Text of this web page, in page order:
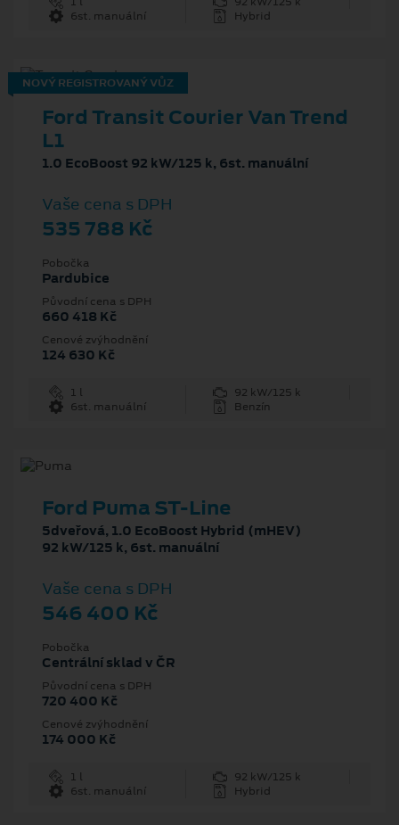
6st. manuální
Hybrid
NOVÝ REGISTROVANÝ VŮZ
Ford Transit Courier Van Trend
L1
1.0 EcoBoost 92 kW/125 k, 6st. manuální
Vaše cena s DPH
535 788 Kč
Pobočka
Pardubice
Původní cena s DPH
660 418 Kč
Cenové zvýhodnění
124 630 Kč
1 l
92 kW/125 k
6st. manuální
Benzín
Ford Puma ST-Line
5dveřová, 1.0 EcoBoost Hybrid (mHEV)
92 kW/125 k, 6st. manuální
Vaše cena s DPH
546 400 Kč
Pobočka
Centrální sklad v ČR
Původní cena s DPH
720 400 Kč
Cenové zvýhodnění
174 000 Kč
1 l
92 kW/125 k
6st. manuální
Hybrid